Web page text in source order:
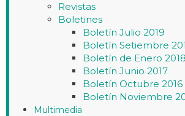
Revistas
Boletines
Boletín Julio 2019
Boletín Setiembre
Boletín de Enero 2018
Boletín Junio 2017
Boletín Octubre 2016
Boletín Noviembre
Multimedia